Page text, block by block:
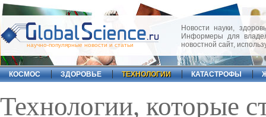
научно-популярные новости и статьи
Новости науки,
Информеры для
новостной сайт,
КОСМОС ЗДОРОВЬЕ ТЕХНОЛОГИИ КАТАСТРОФЫ
Технологии, которые